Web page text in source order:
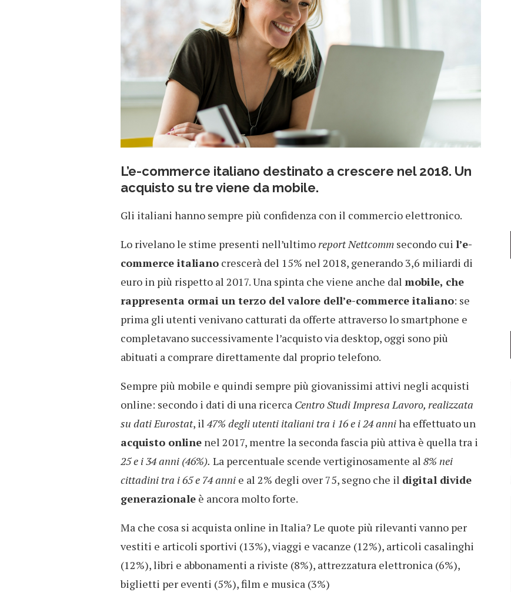
L’e-commerce italiano destinato a crescere nel 2018. Un
acquisto su tre viene da mobile.
Gli italiani hanno sempre più confidenza con il commercio elettronico.
Lo rivelano le stime presenti nell’ultimo report Nettcomm secondo cui l’e-
commerce italiano crescerà del 15% nel 2018, generando 3,6 miliardi di
euro in più rispetto al 2017. Una spinta che viene anche dal mobile, che
rappresenta ormai un terzo del valore dell’e-commerce italiano: se
prima gli utenti venivano catturati da offerte attraverso lo smartphone e
completavano successivamente l’acquisto via desktop, oggi sono più
abituati a comprare direttamente dal proprio telefono.
Sempre più mobile e quindi sempre più giovanissimi attivi negli acquisti
online: secondo i dati di una ricerca Centro Studi Impresa Lavoro, realizzata
su dati Eurostat, il47% degli utenti italiani tra i 16 e i 24 anniha effettuato un
acquisto online nel 2017, mentre la seconda fascia più attiva è quella tra i
25 e i 34 anni (46%). La percentuale scende vertiginosamente al 8% nei
cittadini tra i 65 e 74 anni e al 2% degli over 75, segno che il digital divide
generazionale è ancora molto forte.
Ma che cosa si acquista online in Italia? Le quote più rilevanti vanno per
vestiti e articoli sportivi (13%), viaggi e vacanze (12%), articoli casalinghi
(12%), libri e abbonamenti a riviste (8%), attrezzatura elettronica (6%),
biglietti per eventi (5%), film e musica (3%)